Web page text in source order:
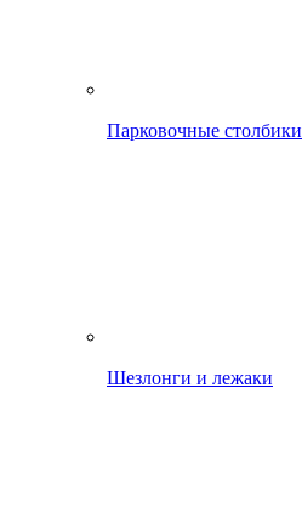
Парковочные столбики
Шезлонги и лежаки